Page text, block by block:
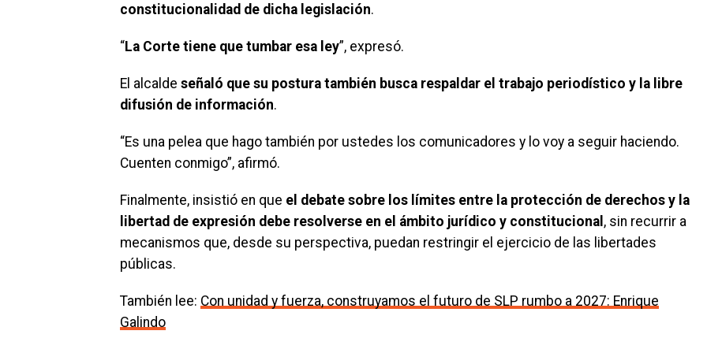
constitucionalidad de dicha legislación.
“La Corte tiene que tumbar esa ley”, expresó.
El alcalde señaló que su postura también busca respaldar el trabajo periodístico y la libre
difusión de información.
“Es una pelea que hago también por ustedes los comunicadores y lo voy a seguir haciendo.
Cuenten conmigo”, afirmó.
Finalmente, insistió en que el debate sobre los límites entre la protección de derechos y la
libertad de expresión debe resolverse en el ámbito jurídico y constitucional , sin recurrir a
mecanismos que, desde su perspectiva, puedan restringir el ejercicio de las libertades
públicas.
También lee: Con unidad y fuerza, construyamos el futuro de SLP rumbo a 2027: Enrique
Galindo